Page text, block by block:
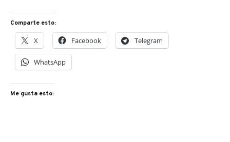
Comparte esto:
X Facebook Telegram
WhatsApp
Me gusta esto: